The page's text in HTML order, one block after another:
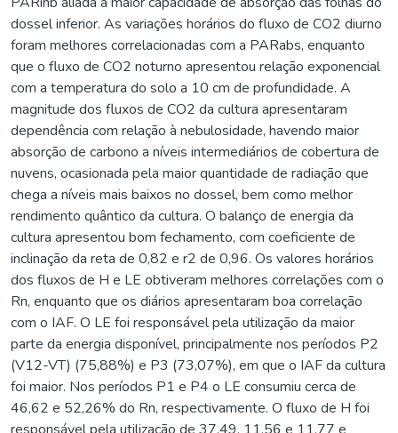
dossel inferior. As variações horários do fluxo de CO2 diurno
foram melhores correlacionadas com a PARabs, enquanto
que o fluxo de CO2 noturno apresentou relação exponencial
com a temperatura do solo a 10 cm de profundidade. A
magnitude dos fluxos de CO2 da cultura apresentaram
dependência com relação à nebulosidade, havendo maior
absorção de carbono a níveis intermediários de cobertura de
nuvens, ocasionada pela maior quantidade de radiação que
chega a níveis mais baixos no dossel, bem como melhor
rendimento quântico da cultura. O balanço de energia da
cultura apresentou bom fechamento, com coeficiente de
inclinação da reta de 0,82 e r2 de 0,96. Os valores horários
dos fluxos de H e LE obtiveram melhores correlações com o
Rn, enquanto que os diários apresentaram boa correlação
com o IAF. O LE foi responsável pela utilização da maior
parte da energia disponível, principalmente nos períodos P2
(V12-VT) (75,88%) e P3 (73,07%), em que o IAF da cultura
foi maior. Nos períodos P1 e P4 o LE consumiu cerca de
46,62 e 52,26% do Rn, respectivamente. O fluxo de H foi